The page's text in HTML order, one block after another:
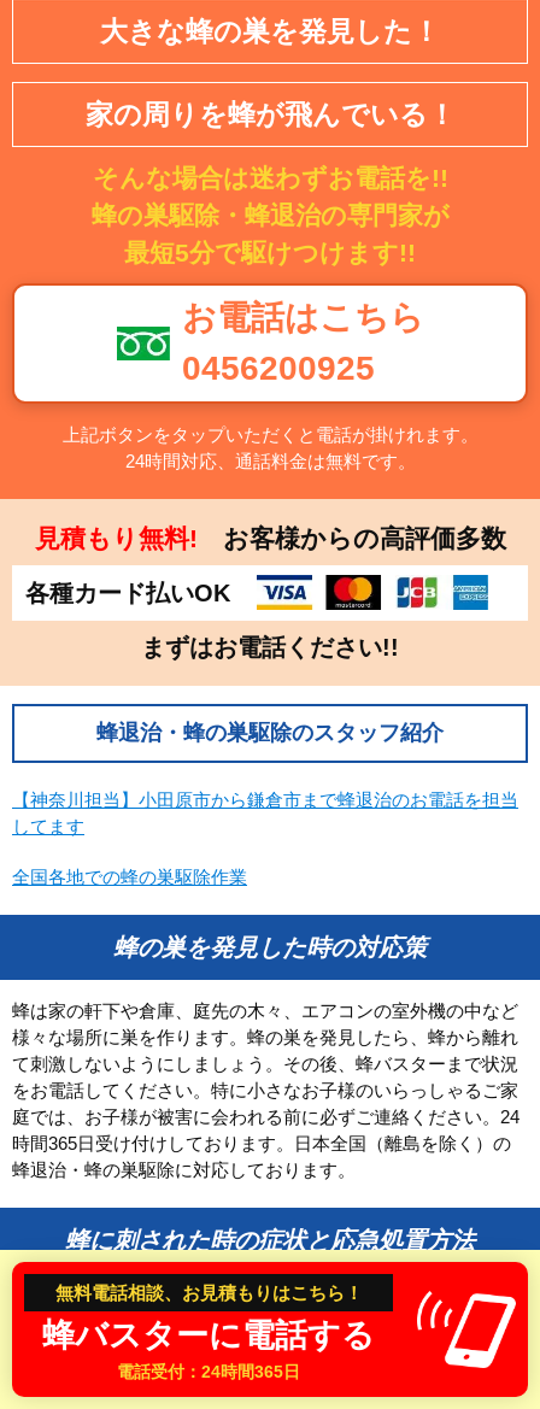
北海道／東北
北海道
青森県
岩手県
宮城県
秋田県
山形県
福島県
関東
茨城県
埼玉県
千葉県
東京都
栃木県
群馬県
中部
石川県
福井県
山梨県
長野県
近畿
京都府
大阪府
和歌山県
中国・四国
鳥取県
島根県
岡山県
広島県
山口県
徳島県
香川県
愛媛県
高知県
九州
福岡県
佐賀県
長崎県
大分県
宮崎県
鹿児島県
大きな蜂の巣を発見した！
家の周りを蜂が飛んでいる！
そんな場合は迷わずお電話を!!
蜂の巣駆除・蜂退治の専門家が
最短5分で駆けつけます!!
お電話はこちら
0456200925
上記ボタンをタップいただくと電話が掛けれます。
24時間対応、通話料金は無料です。
見積もり無料! お客様からの高評価多数
各種カード払いOK
まずはお電話ください!!
蜂退治・蜂の巣駆除のスタッフ紹介
【神奈川担当】小田原市から鎌倉市まで蜂退治のお電話を担当
してます
全国各地での蜂の巣駆除作業
蜂の巣を発見した時の対応策
蜂は家の軒下や倉庫、庭先の木々、エアコンの室外機の中など
様々な場所に巣を作ります。蜂の巣を発見したら、蜂から離れ
て刺激しないようにしましょう。その後、蜂バスターまで状況
をお電話してください。特に小さなお子様のいらっしゃるご家
庭では、お子様が被害に会われる前に必ずご連絡ください。24
時間365日受け付けしております。日本全国（離島を除く）の
蜂退治・蜂の巣駆除に対応しております。
蜂に刺された時の症状と応急処置方法
スズメバチなど凶暴な蜂に刺された時は、特に気を付けてくだ
さい。蜂に刺されてから数分後に身体に異常を感じ、早い段階
で呼吸困難や発疹、意識が朦朧になることあります。身体に異
変を感じたら、すぐに救急車を手配して病院へ行くようにしま
無料電話相談、お見積もりはこちら！
蜂バスターに電話する
電話受付：24時間365日